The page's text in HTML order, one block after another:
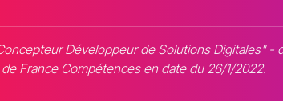
Développeur de Solutions Digitales" -
de France Compétences en date du 26/1/2022.